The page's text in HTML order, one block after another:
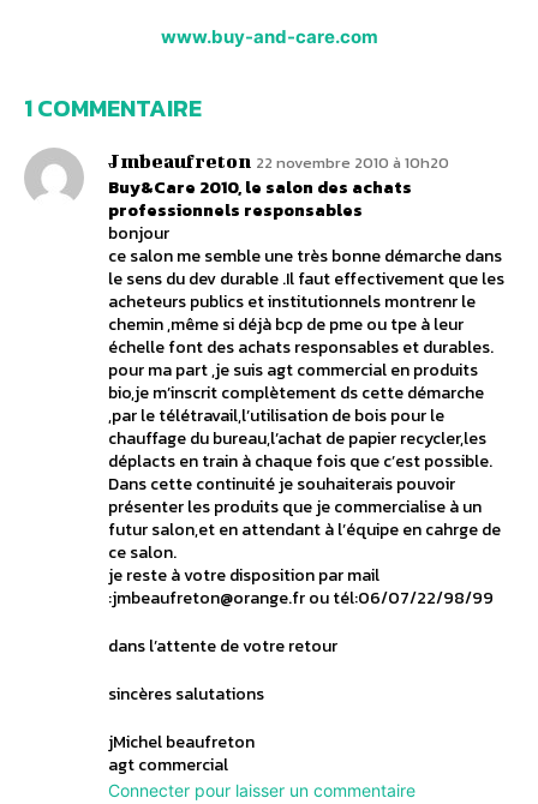
www.buy-and-care.com
1 COMMENTAIRE
Jmbeaufreton 22 novembre 2010 à 10h20
Buy&Care 2010, le salon des achats
professionnels responsables
bonjour
ce salon me semble une très bonne démarche dans
le sens du dev durable .Il faut effectivement que les
acheteurs publics et institutionnels montrenr le
chemin ,même si déjà bcp de pme ou tpe à leur
échelle font des achats responsables et durables.
pour ma part ,je suis agt commercial en produits
bio,je m’inscrit complètement ds cette démarche
,par le télétravail,l’utilisation de bois pour le
chauffage du bureau,l’achat de papier recycler,les
déplacts en train à chaque fois que c’est possible.
Dans cette continuité je souhaiterais pouvoir
présenter les produits que je commercialise à un
futur salon,et en attendant à l’équipe en cahrge de
ce salon.
je reste à votre disposition par mail
:jmbeaufreton@orange.fr ou tél:06/07/22/98/99
dans l’attente de votre retour
sincères salutations
jMichel beaufreton
agt commercial
Connecter pour laisser un commentaire